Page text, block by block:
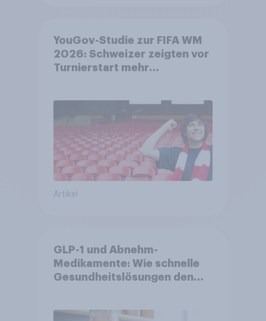
YouGov-Studie zur FIFA WM
2026: Schweizer zeigten vor
Turnierstart mehr
Artikel
GLP-1 und Abnehm-
Medikamente: Wie schnelle
Gesundheitslösungen den